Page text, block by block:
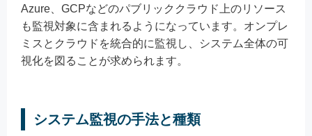
Azure、GCPなどのパブリッククラウド上のリソース
も監視対象に含まれるようになっています。オンプレ
ミスとクラウドを統合的に監視し、システム全体の可
視化を図ることが求められます。
システム監視の手法と種類